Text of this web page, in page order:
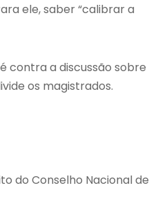
ele, saber “calibrar a
contra a discussão sobre
os magistrados.
do Conselho Nacional de